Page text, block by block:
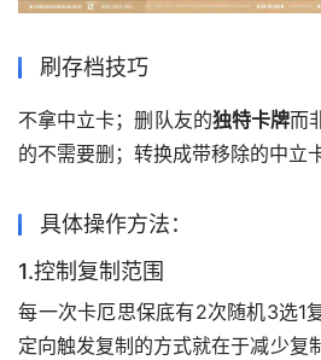
刷存档技巧
不拿中立卡；删队友的独特卡牌而
的不需要删；转换成带移除的中立
具体操作方法：
1.控制复制范围
每一次卡厄思保底有2次随机3选1
定向触发复制的方式就在于减少复